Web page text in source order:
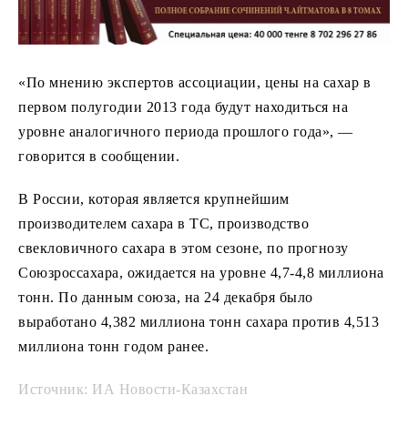
«По мнению экспертов ассоциации, цены на сахар в
первом полугодии 2013 года будут находиться на
уровне аналогичного периода прошлого года», —
говорится в сообщении.
В России, которая является крупнейшим
производителем сахара в ТС, производство
свекловичного сахара в этом сезоне, по прогнозу
Союзроссахара, ожидается на уровне 4,7-4,8 миллиона
тонн. По данным союза, на 24 декабря было
выработано 4,382 миллиона тонн сахара против 4,513
миллиона тонн годом ранее.
Источник: ИА Новости-Казахстан